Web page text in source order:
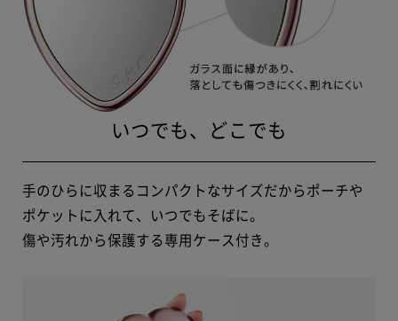
いつでも、どこでも
手のひらに収まるコンパクトなサイズだからポーチや
ポケットに入れて、いつでもそばに。
傷や汚れから保護する専用ケース付き。